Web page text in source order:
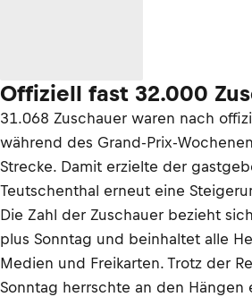
Offiziell fast 32.000
31.068 Zuschauer waren nach
während des Grand-Prix-
Strecke. Damit erzielte der
Teutschenthal erneut eine
Die Zahl der Zuschauer bezieht
plus Sonntag und beinhaltet alle
Medien und Freikarten. Trotz der
Sonntag herrschte an den Hängen